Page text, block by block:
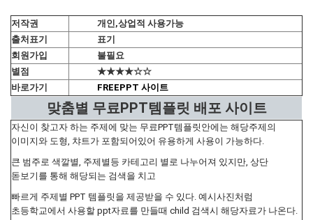
저작권
개인,상업적 사용가능
출처표기
표기
회원가입
불필요
별점
★★★★☆☆
바로가기
FREEPPT 사이트
맞춤별 무료PPT템플릿 배포 사이트
자신이 찾고자 하는 주제에 맞는 무료PPT템플릿안에는 해당주제의
이미지와 도형, 챠트가 포함되어있어 유용하게 사용이 가능하다.
큰 범주로 색깔별, 주제별등 카테고리 별로 나누어져 있지만, 상단
돋보기를 통해 해당되는 검색을 치고
빠르게 주제별 PPT 템플릿을 제공받을 수 있다. 예시사진처럼
초등학교에서 사용할 ppt자료를 만들때 child 검색시 해당자료가 나온다.